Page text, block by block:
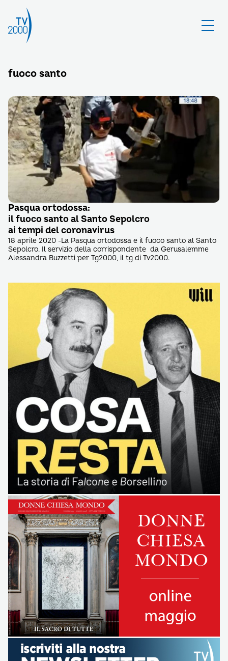
fuoco santo
Pasqua ortodossa:
il fuoco santo al Santo Sepolcro
ai tempi del coronavirus
18 aprile 2020 -La Pasqua ortodossa e il fuoco santo al Santo
Sepolcro. Il servizio della corrispondente da Gerusalemme
Alessandra Buzzetti per Tg2000, il tg di Tv2000.